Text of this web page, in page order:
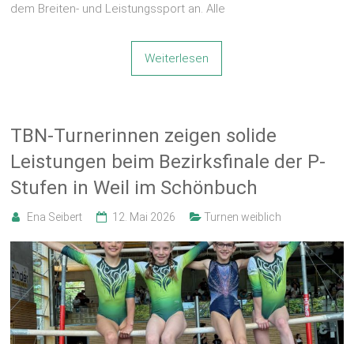
dem Breiten- und Leistungssport an. Alle
Weiterlesen
TBN-Turnerinnen zeigen solide
Leistungen beim Bezirksfinale der P-
Stufen in Weil im Schönbuch
Ena Seibert 12. Mai 2026 Turnen weiblich